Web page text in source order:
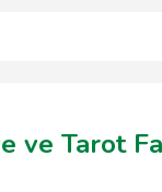
ve Tarot